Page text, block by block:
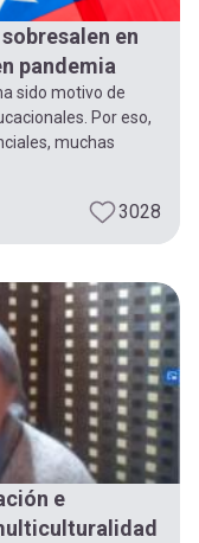
en
pandemia
sido motivo de
Por eso,
muchas
3028
e